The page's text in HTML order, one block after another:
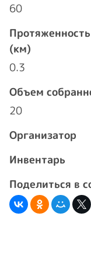
60
(км)
0.3
Объем
20
Организатор
Инвентарь
Поделиться в